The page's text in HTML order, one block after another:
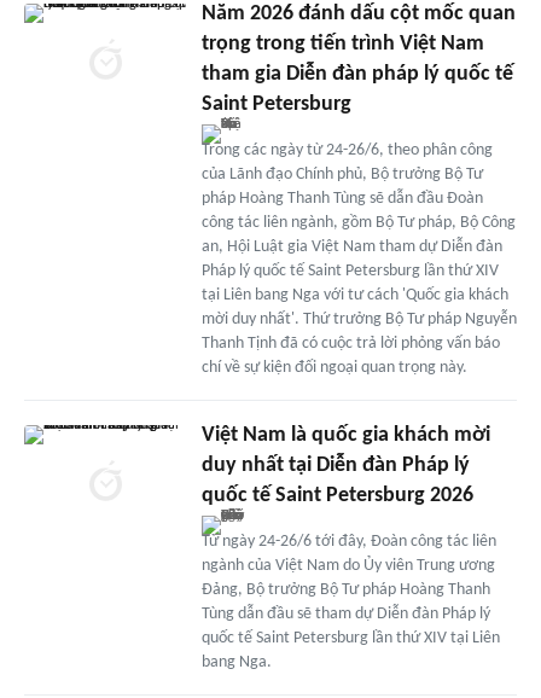
Năm 2026 đánh dấu cột mốc quan
trọng trong tiến trình Việt Nam
tham gia Diễn đàn pháp lý quốc tế
Saint Petersburg
Trong các ngày từ 24-26/6, theo phân công
của Lãnh đạo Chính phủ, Bộ trưởng Bộ Tư
pháp Hoàng Thanh Tùng sẽ dẫn đầu Đoàn
công tác liên ngành, gồm Bộ Tư pháp, Bộ Công
an, Hội Luật gia Việt Nam tham dự Diễn đàn
Pháp lý quốc tế Saint Petersburg lần thứ XIV
tại Liên bang Nga với tư cách 'Quốc gia khách
mời duy nhất'. Thứ trưởng Bộ Tư pháp Nguyễn
Thanh Tịnh đã có cuộc trả lời phỏng vấn báo
chí về sự kiện đối ngoại quan trọng này.
Việt Nam là quốc gia khách mời
duy nhất tại Diễn đàn Pháp lý
quốc tế Saint Petersburg 2026
Từ ngày 24-26/6 tới đây, Đoàn công tác liên
ngành của Việt Nam do Ủy viên Trung ương
Đảng, Bộ trưởng Bộ Tư pháp Hoàng Thanh
Tùng dẫn đầu sẽ tham dự Diễn đàn Pháp lý
quốc tế Saint Petersburg lần thứ XIV tại Liên
bang Nga.